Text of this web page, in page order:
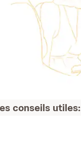
conseils utiles: